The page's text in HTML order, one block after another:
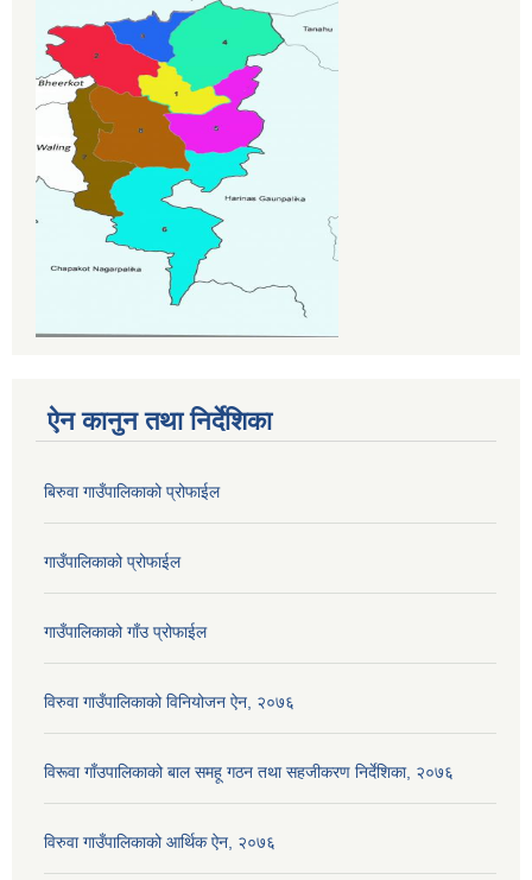
ऐन कानुन तथा निर्देशिका
बिरुवा गाउँपालिकाको प्रोफाईल
गाउँपालिकाको प्रोफाईल
गाउँपालिकाको गाँउ प्रोफाईल
विरुवा गाउँपालिकाको विनियोजन ऐन, २०७६
विरूवा गाँउपालिकाको बाल समहू गठन तथा सहजीकरण निर्देशिका, २०७६
विरुवा गाउँपालिकाको आर्थिक ऐन, २०७६